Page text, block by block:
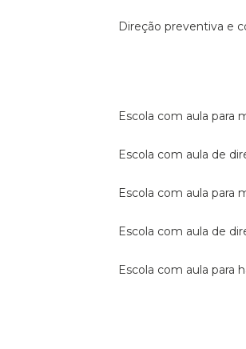
direção preventiva e
escola com aula
escola com aula de
escola com aula para
escola com aula de
escola com aula para